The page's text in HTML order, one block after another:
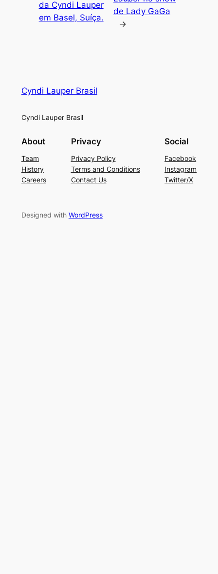
da Cyndi Lauper
em Basel, Suíça.
de Lady GaGa
→
Cyndi Lauper Brasil
Cyndi Lauper Brasil
About
Team
History
Careers
Privacy
Privacy Policy
Terms and Conditions
Contact Us
Social
Facebook
Instagram
Twitter/X
Designed with WordPress